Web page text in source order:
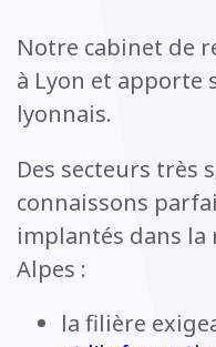
Notre cabinet de
à Lyon et apporte
lyonnais.
Des secteurs très
connaissons
implantés dans la
Alpes :
la filière